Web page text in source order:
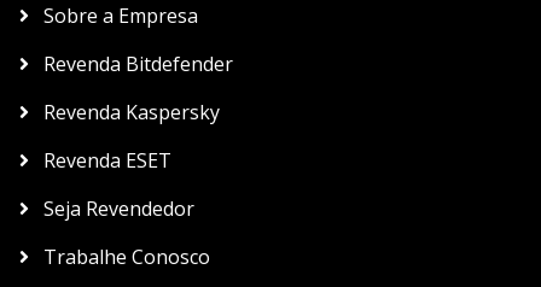
Sobre a Empresa
Revenda Bitdefender
Revenda Kaspersky
Revenda ESET
Seja Revendedor
Trabalhe Conosco